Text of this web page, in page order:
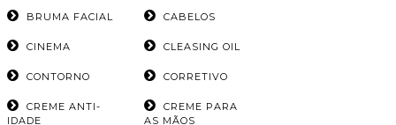
BRUMA FACIAL CABELOS
CINEMA CLEASING OIL
CONTORNO CORRETIVO
CREME ANTI-
IDADE
CREME PARA
AS MÃOS